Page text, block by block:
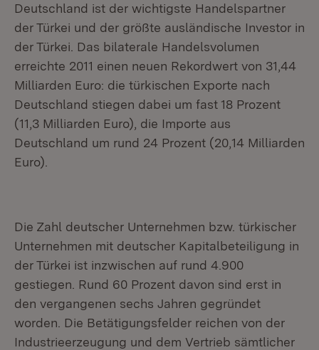
Deutschland ist der wichtigste Handelspartner
der Türkei und der größte ausländische Investor in
der Türkei. Das bilaterale Handelsvolumen
erreichte 2011 einen neuen Rekordwert von 31,44
Milliarden Euro: die türkischen Exporte nach
Deutschland stiegen dabei um fast 18 Prozent
(11,3 Milliarden Euro), die Importe aus
Deutschland um rund 24 Prozent (20,14 Milliarden
Euro).
Die Zahl deutscher Unternehmen bzw. türkischer
Unternehmen mit deutscher Kapitalbeteiligung in
der Türkei ist inzwischen auf rund 4.900
gestiegen. Rund 60 Prozent davon sind erst in
den vergangenen sechs Jahren gegründet
worden. Die Betätigungsfelder reichen von der
Industrieerzeugung und dem Vertrieb sämtlicher